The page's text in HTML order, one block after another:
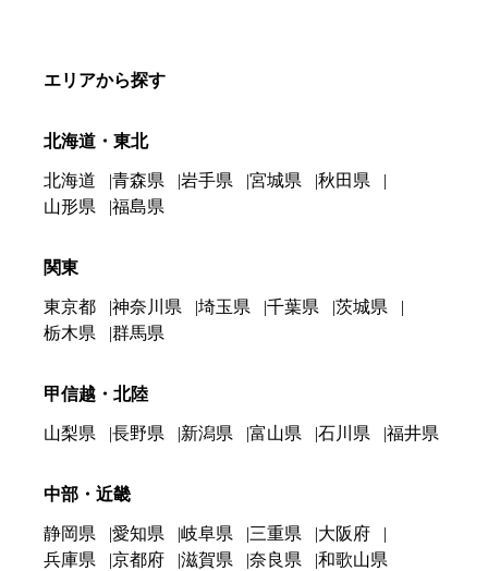
エリアから探す
北海道・東北
北海道 青森県 岩手県 宮城県
秋田県
山形県
福島県
関東
東京都 神奈川県 埼玉県 千葉県
茨城県
栃木県
群馬県
甲信越・北陸
山梨県 長野県 新潟県 富山県 石川県 福井県
中部・近畿
静岡県 愛知県 岐阜県 三重県
大阪府
兵庫県
京都府 滋賀県 奈良県 和歌山県